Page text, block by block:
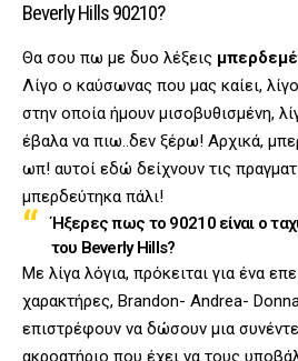
Beverly Hills 90210?
Θα σου πω με δυο λέξεις
Λίγο ο καύσωνας που μας καίει,
στην οποία ήμουν μισοβυθισμένη,
έβαλα να πιω..δεν ξέρω! Αρχικά,
ωπ! αυτοί εδώ δείχνουν τις
μπερδεύτηκα πάλι!
Ήξερες πως τo 90210 είναι ο
του Beverly Hills?
Με λίγα λόγια, πρόκειται για ένα
χαρακτήρες, Brandon- Andrea-
επιστρέφουν να δώσουν μια
ακροατήριο που έχει να τους